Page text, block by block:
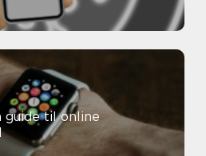
guide til online